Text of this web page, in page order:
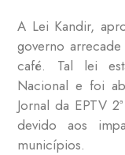
A Lei Kandir,
governo
café. Tal lei
Nacional e foi
Jornal da EPTV
devido aos
municípios.